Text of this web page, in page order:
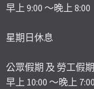
早上 9:00 ～晚上 8:00
星期日休息
公眾假期 及 勞工假期
早上 10:00 ～晚上 7:00